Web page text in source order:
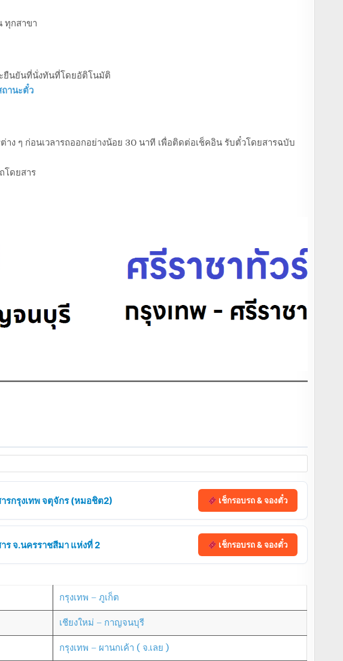
ทุกสาขา
ะยืนยันที่นั่งทันที่โดยอัติโนมัติ
านะตั๋ว
ง ๆ ก่อนเวลารถออกอย่างน้อย 30 นาที เพื่อติดต่อเช็คอิน รับตั๋วโดยสารฉบับ
โดยสาร
รกรุงเทพ จตุจักร (หมอชิต2) เช็กรอบรถ & จองตั๋ว
ร จ.นครราชสีมา แห่งที่ 2 เช็กรอบรถ & จองตั๋ว
กรุงเทพ – ภูเก็ต
เชียงใหม่ – กาญจนบุรี
กรุงเทพ – ผานกเค้า ( จ.เลย )